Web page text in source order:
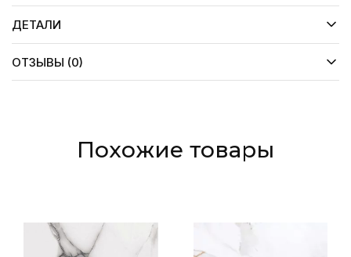
ДЕТАЛИ
ОТЗЫВЫ (0)
Похожие товары